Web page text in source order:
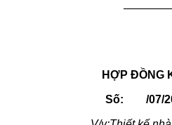
HỢP ĐỒNG
Số: /07/